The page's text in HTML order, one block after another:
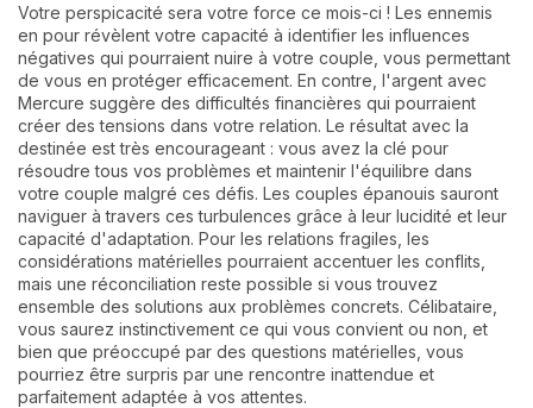
Votre perspicacité sera votre force ce mois-ci ! Les ennemis
en pour révèlent votre capacité à identifier les influences
négatives qui pourraient nuire à votre couple, vous permettant
de vous en protéger efficacement. En contre, l'argent avec
Mercure suggère des difficultés financières qui pourraient
créer des tensions dans votre relation. Le résultat avec la
destinée est très encourageant : vous avez la clé pour
résoudre tous vos problèmes et maintenir l'équilibre dans
votre couple malgré ces défis. Les couples épanouis sauront
naviguer à travers ces turbulences grâce à leur lucidité et leur
capacité d'adaptation. Pour les relations fragiles, les
considérations matérielles pourraient accentuer les conflits,
mais une réconciliation reste possible si vous trouvez
ensemble des solutions aux problèmes concrets. Célibataire,
vous saurez instinctivement ce qui vous convient ou non, et
bien que préoccupé par des questions matérielles, vous
pourriez être surpris par une rencontre inattendue et
parfaitement adaptée à vos attentes.